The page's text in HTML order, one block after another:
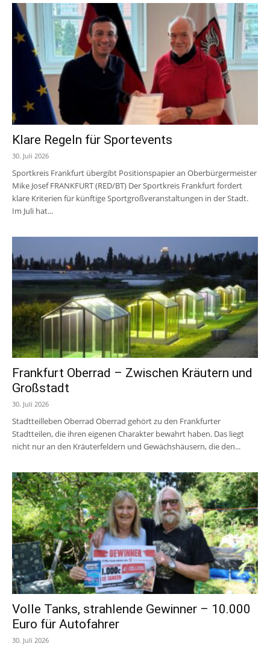
Klare Regeln für Sportevents
30. Juli 2026
Sportkreis Frankfurt übergibt Positionspapier an Oberbürgermeister
Mike Josef FRANKFURT (RED/BT) Der Sportkreis Frankfurt fordert
klare Kriterien für künftige Sportgroßveranstaltungen in der Stadt.
Im Juli hat...
Frankfurt Oberrad – Zwischen Kräutern und
Großstadt
30. Juli 2026
Stadtteilleben Oberrad Oberrad gehört zu den Frankfurter
Stadtteilen, die ihren eigenen Charakter bewahrt haben. Das liegt
nicht nur an den Kräuterfeldern und Gewächshäusern, die den...
Volle Tanks, strahlende Gewinner – 10.000
Euro für Autofahrer
30. Juli 2026